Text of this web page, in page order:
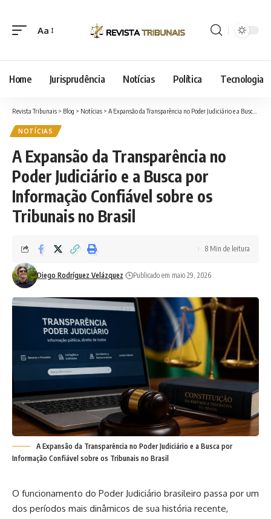
Font
Aa
Home Jurisprudência Notícias Política Tecnologia
Revista Tribunais > Blog > Notícias > A Expansão da Transparência no Poder Judiciário e a Busca por Informação Confiável sobre os Tribunais no Brasil
NOTÍCIAS
A Expansão da Transparência no
Poder Judiciário e a Busca por
Informação Confiável sobre os
Tribunais no Brasil
Diego Rodríguez Velázquez Publicado em maio 29, 2026
8 Min de leitura
A Expansão da Transparência no Poder Judiciário e a Busca por
Informação Confiável sobre os Tribunais no Brasil
O funcionamento do Poder Judiciário brasileiro passa por um
dos períodos mais dinâmicos de sua história recente,